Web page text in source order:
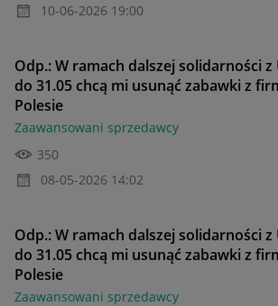
‎10-06-2026 19:00
Odp.: W ramach dalszej solidarności z
do 31.05 chcą mi usunąć zabawki z
Polesie
Zaawansowani sprzedawcy
350
‎08-05-2026 14:02
Odp.: W ramach dalszej solidarności z
do 31.05 chcą mi usunąć zabawki z
Polesie
Zaawansowani sprzedawcy